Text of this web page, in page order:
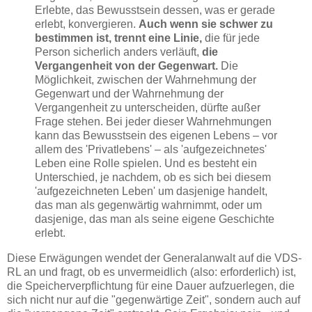
Erlebte, das Bewusstsein dessen, was er gerade
erlebt, konvergieren. Auch wenn sie schwer zu
bestimmen ist, trennt eine Linie, die für jede
Person sicherlich anders verläuft, die
Vergangenheit von der Gegenwart. Die
Möglichkeit, zwischen der Wahrnehmung der
Gegenwart und der Wahrnehmung der
Vergangenheit zu unterscheiden, dürfte außer
Frage stehen. Bei jeder dieser Wahrnehmungen
kann das Bewusstsein des eigenen Lebens – vor
allem des 'Privatlebens' – als 'aufgezeichnetes'
Leben eine Rolle spielen. Und es besteht ein
Unterschied, je nachdem, ob es sich bei diesem
'aufgezeichneten Leben' um dasjenige handelt,
das man als gegenwärtig wahrnimmt, oder um
dasjenige, das man als seine eigene Geschichte
erlebt.
Diese Erwägungen wendet der Generalanwalt auf die VDS-
RL an und fragt, ob es unvermeidlich (also: erforderlich) ist,
die Speicherverpflichtung für eine Dauer aufzuerlegen, die
sich nicht nur auf die "gegenwärtige Zeit", sondern auch auf